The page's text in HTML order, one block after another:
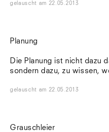
gelauscht am 22.05.2013
Planung
Die Planung ist nicht dazu
sondern dazu, zu wissen,
gelauscht am 22.05.2013
Grauschleier